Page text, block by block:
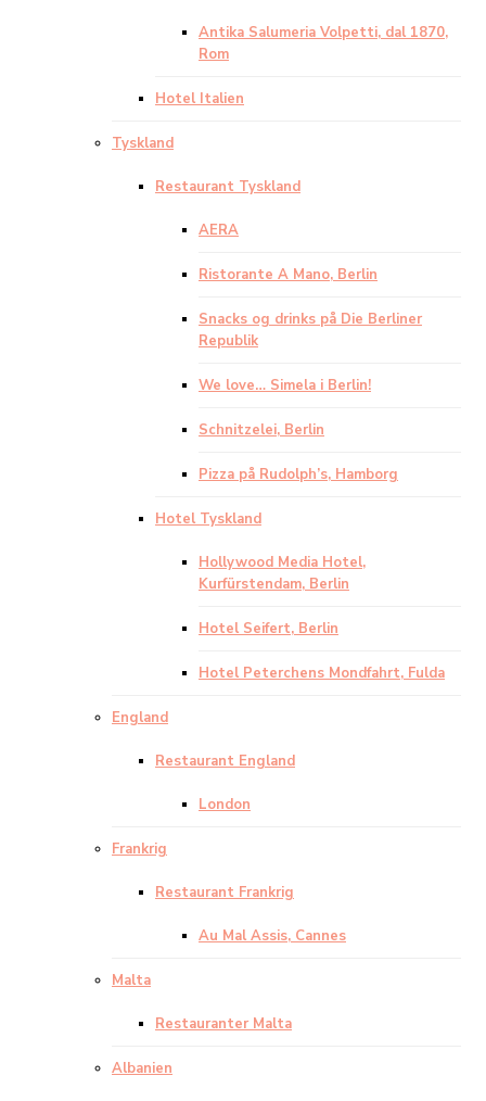
Antika Salumeria Volpetti, dal 1870,
Rom
Hotel Italien
Tyskland
Restaurant Tyskland
AERA
Ristorante A Mano, Berlin
Snacks og drinks på Die Berliner
Republik
We love… Simela i Berlin!
Schnitzelei, Berlin
Pizza på Rudolph’s, Hamborg
Hotel Tyskland
Hollywood Media Hotel,
Kurfürstendam, Berlin
Hotel Seifert, Berlin
Hotel Peterchens Mondfahrt, Fulda
England
Restaurant England
London
Frankrig
Restaurant Frankrig
Au Mal Assis, Cannes
Malta
Restauranter Malta
Albanien